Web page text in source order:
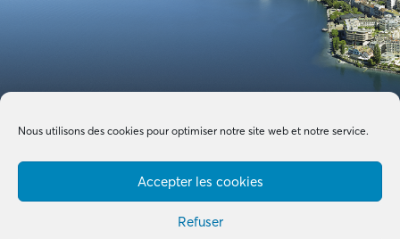
Nous utilisons des cookies pour optimiser notre site web et notre service.
Accepter les cookies
Refuser